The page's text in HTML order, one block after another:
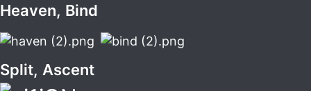
Heaven, Bind
Split, Ascent